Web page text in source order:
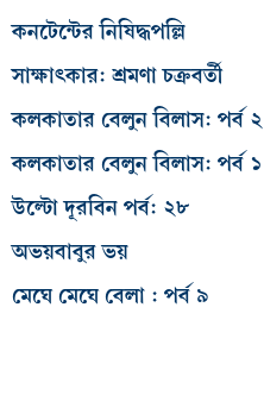
কনটেন্টের নিষিদ্ধপল্লি
সাক্ষাৎকার: শ্রমণা চক্রবর্তী
কলকাতার বেলুন বিলাস: পর্ব ২
কলকাতার বেলুন বিলাস: পর্ব ১
উল্টো দূরবিন পর্ব: ২৮
অভয়বাবুর ভয়
মেঘে মেঘে বেলা : পর্ব ৯